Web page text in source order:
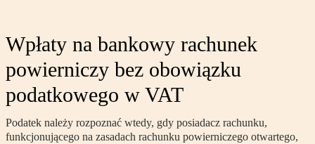
Wpłaty na bankowy rachunek
powierniczy bez obowiązku
podatkowego w VAT
Podatek należy rozpoznać wtedy, gdy posiadacz rachunku,
funkcjonującego na zasadach rachunku powierniczego otwartego,